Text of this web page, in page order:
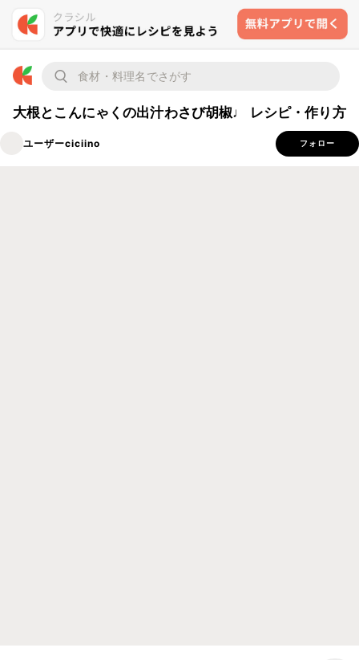
大根とこんにゃくの出汁わさび胡椒♩ レシピ・作り方
ユーザーciciino フォロー